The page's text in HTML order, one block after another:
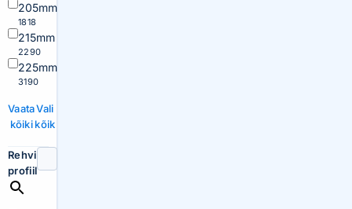
205mm
1818
215mm
2290
225mm
3190
Vaata
kõiki
Vali
kõik
Rehvi
profiil